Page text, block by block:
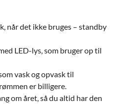
når det ikke bruges – standby
LED-lys, som bruger op til
vask og opvask til
er billigere.
om året, så du altid har den